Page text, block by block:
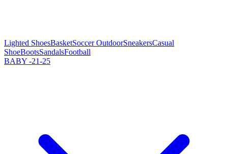
Lighted ShoesBasketSoccer OutdoorSneakersCasual
ShoeBootsSandalsFootball
BABY -21-25